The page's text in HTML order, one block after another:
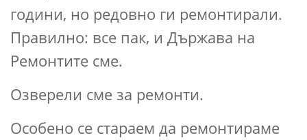
години, но редовно ги ремонтирали.
Правилно: все пак, и Държава на
Ремонтите сме.
Озверели сме за ремонти.
Особено се стараем да ремонтираме